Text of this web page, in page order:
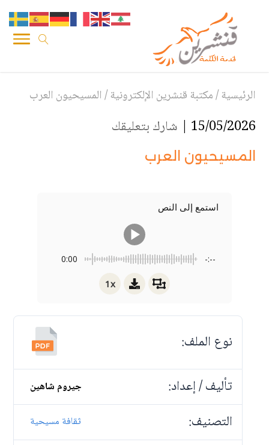
الرئيسية/مكتبة قنشرين الإلكترونية/المسيحيون العرب
15/05/2026 | شارك بتعليقك
المسيحيون العرب
استمع إلى النص
0:00 -:--
1x
نوع الملف:
تأليف / إعداد:
جيروم شاهين
التصنيف: ثقافة مسيحية